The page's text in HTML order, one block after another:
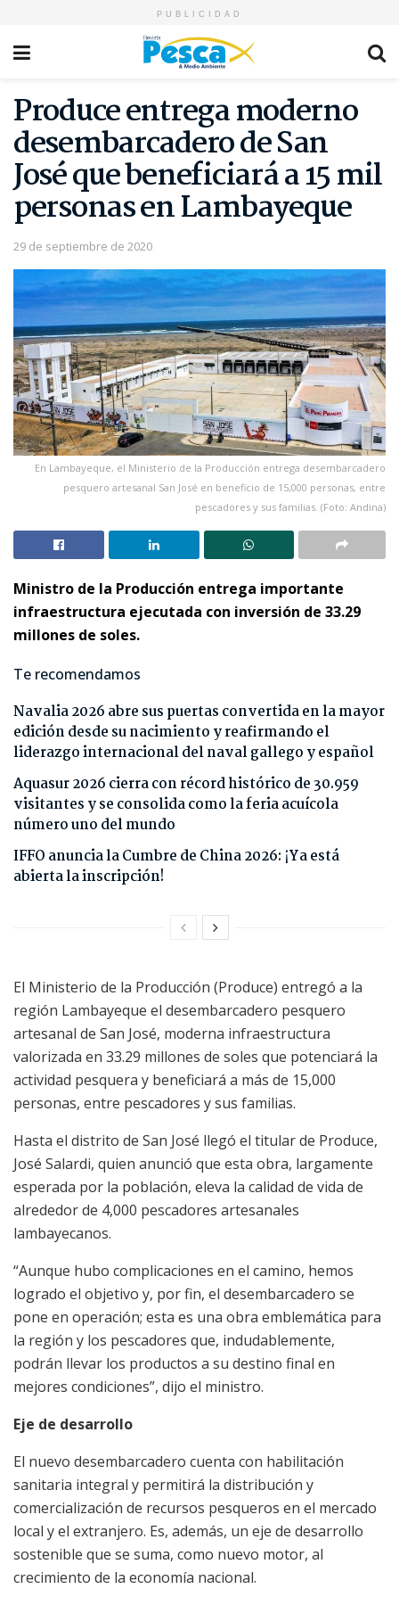
PUBLICIDAD
Produce entrega moderno
desembarcadero de San
José que beneficiará a 15 mil
personas en Lambayeque
29 de septiembre de 2020
En Lambayeque, el Ministerio de la Producción entrega desembarcadero
pesquero artesanal San José en beneficio de 15,000 personas, entre
pescadores y sus familias. (Foto: Andina)
Ministro de la Producción entrega importante
infraestructura ejecutada con inversión de 33.29
millones de soles.
Te recomendamos
Navalia 2026 abre sus puertas convertida en la mayor
edición desde su nacimiento y reafirmando el
liderazgo internacional del naval gallego y español
Aquasur 2026 cierra con récord histórico de 30.959
visitantes y se consolida como la feria acuícola
número uno del mundo
IFFO anuncia la Cumbre de China 2026: ¡Ya está
abierta la inscripción!
El Ministerio de la Producción (Produce) entregó a la
región Lambayeque el desembarcadero pesquero
artesanal de San José, moderna infraestructura
valorizada en 33.29 millones de soles que potenciará la
actividad pesquera y beneficiará a más de 15,000
personas, entre pescadores y sus familias.
Hasta el distrito de San José llegó el titular de Produce,
José Salardi, quien anunció que esta obra, largamente
esperada por la población, eleva la calidad de vida de
alrededor de 4,000 pescadores artesanales
lambayecanos.
“Aunque hubo complicaciones en el camino, hemos
logrado el objetivo y, por fin, el desembarcadero se
pone en operación; esta es una obra emblemática para
la región y los pescadores que, indudablemente,
podrán llevar los productos a su destino final en
mejores condiciones”, dijo el ministro.
Eje de desarrollo
El nuevo desembarcadero cuenta con habilitación
sanitaria integral y permitirá la distribución y
comercialización de recursos pesqueros en el mercado
local y el extranjero. Es, además, un eje de desarrollo
sostenible que se suma, como nuevo motor, al
crecimiento de la economía nacional.